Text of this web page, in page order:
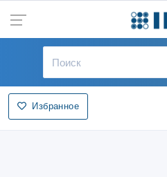
Избранное